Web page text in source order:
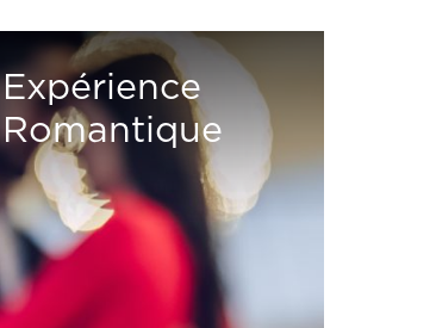
Expérience
Romantique